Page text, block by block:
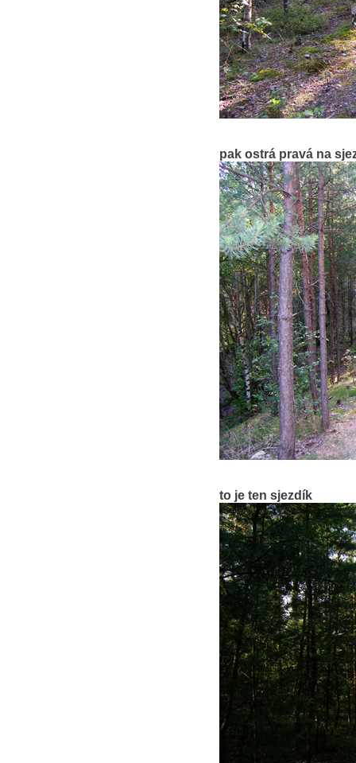
pak ostrá pravá na
to je ten sjezdík